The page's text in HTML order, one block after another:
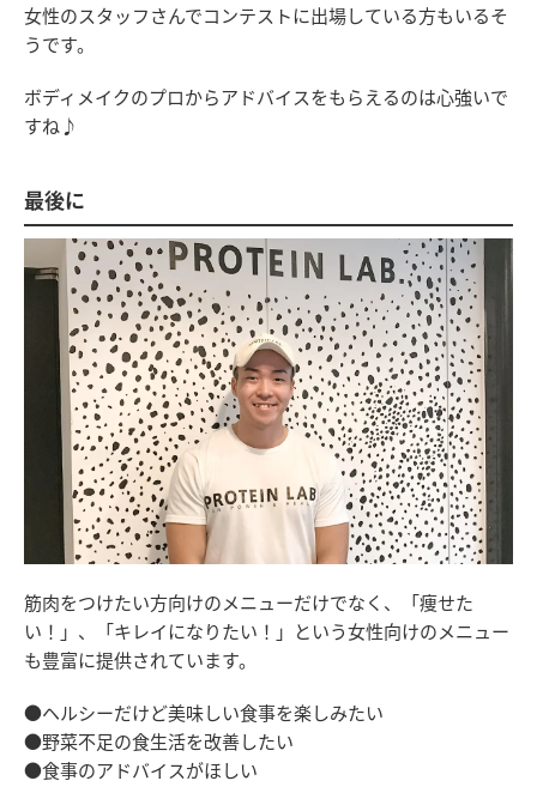
女性のスタッフさんでコンテストに出場している方もいるそ
うです。
ボディメイクのプロからアドバイスをもらえるのは心強いで
すね♪
最後に
筋肉をつけたい方向けのメニューだけでなく、「痩せた
い！」、「キレイになりたい！」という女性向けのメニュー
も豊富に提供されています。
●ヘルシーだけど美味しい食事を楽しみたい
●野菜不足の食生活を改善したい
●食事のアドバイスがほしい